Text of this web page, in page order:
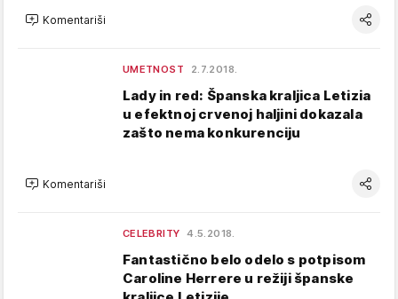
Komentariši
UMETNOST 2.7.2018.
Lady in red: Španska kraljica Letizia
u efektnoj crvenoj haljini dokazala
zašto nema konkurenciju
Komentariši
CELEBRITY 4.5.2018.
Fantastično belo odelo s potpisom
Caroline Herrere u režiji španske